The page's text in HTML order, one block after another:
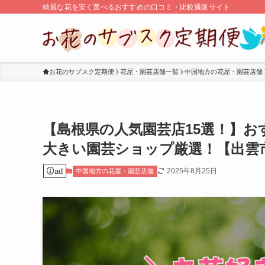
綺麗な花を安く選べるおすすめの口コミ・比較通販サイト
お花のサブスク定期便 花屋・園芸店舗一覧 中国地方の花屋・園芸店舗
【島根県の人気園芸店15選！】
大きい園芸ショップ厳選！【出
ad 中国地方の花屋・園芸店舗 2025年8月25日